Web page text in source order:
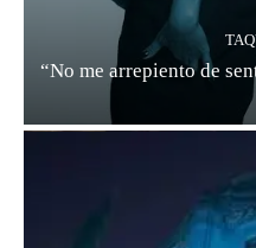
“No me arrepiento de